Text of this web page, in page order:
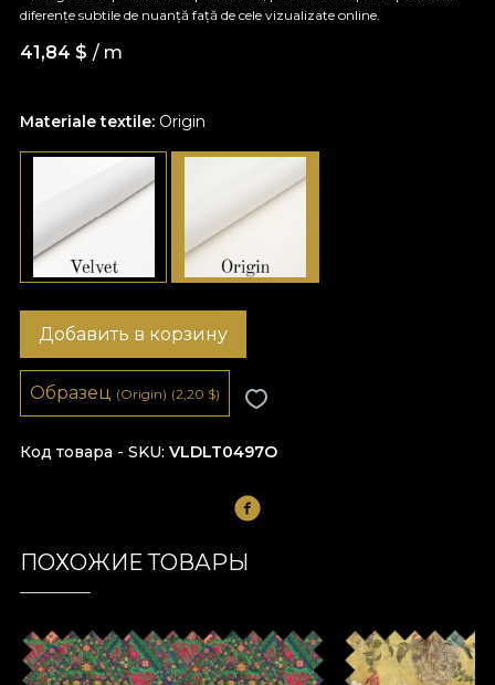
Materiale textile: Origin
diferențe subtile de nuanță față de cele vizualizate online.
41,84 $ / m
Код товара - SKU VLDLT0497O
Добавить в корзину
Образец (Origin) (2,20 $)
ПОХОЖИЕ ТОВАРЫ